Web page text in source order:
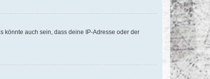
könnte auch sein, dass deine IP-Adresse oder der